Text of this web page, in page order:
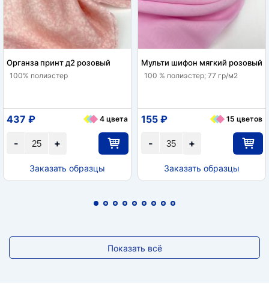
Органза принт д2 розовый
100% полиэстер
+
-
437 ₽ 4 цвета
Заказать образцы
Мульти шифон мягкий розовый
100 % полиэстер; 77 гр/м2
+
-
155 ₽ 15 цветов
Заказать образцы
Показать всё